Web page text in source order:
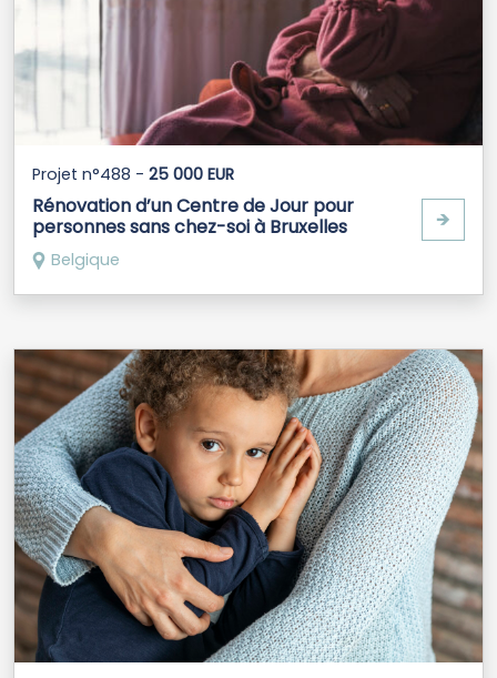
Projet n°488 - 25 000 EUR
Rénovation d’un Centre de Jour pour
personnes sans chez-soi à Bruxelles
Belgique
🡺